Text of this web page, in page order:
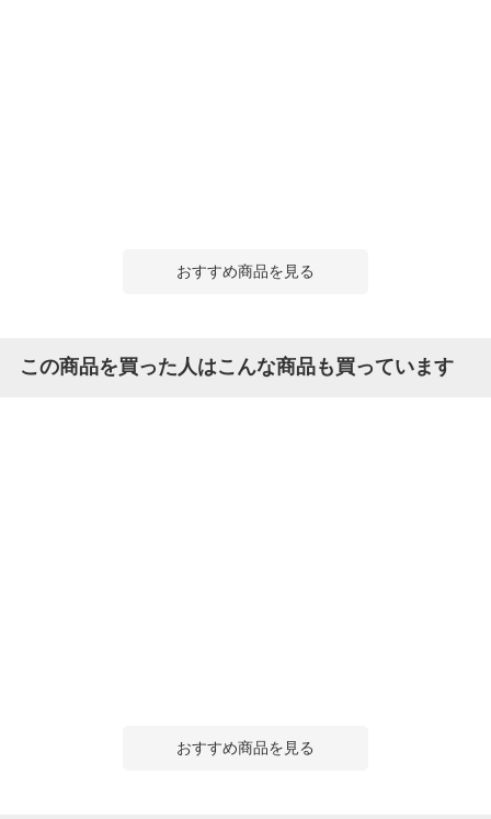
おすすめ商品を見る
この商品を買った人はこんな商品も買っています
おすすめ商品を見る